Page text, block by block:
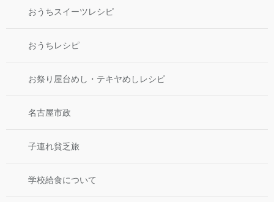
おうちスイーツレシピ
おうちレシピ
お祭り屋台めし・テキヤめしレシピ
名古屋市政
子連れ貧乏旅
学校給食について